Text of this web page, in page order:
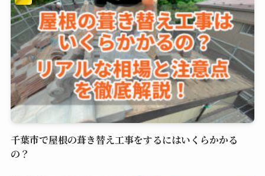
千葉市で屋根の葺き替え工事をするにはいくらかかる
の？